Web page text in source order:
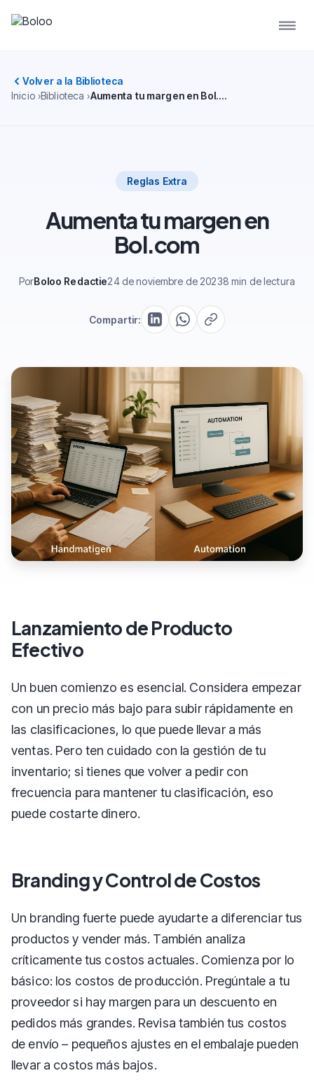
Volver a la Biblioteca
Inicio Biblioteca Aumenta tu margen en Bol.com
Reglas Extra
Aumenta tu margen en
Bol.com
PorBoloo Redactie24 de noviembre de 20238 min de lectura
Compartir:
Lanzamiento de Producto
Efectivo
Un buen comienzo es esencial. Considera empezar
con un precio más bajo para subir rápidamente en
las clasificaciones, lo que puede llevar a más
ventas. Pero ten cuidado con la gestión de tu
inventario; si tienes que volver a pedir con
frecuencia para mantener tu clasificación, eso
puede costarte dinero.
Branding y Control de Costos
Un branding fuerte puede ayudarte a diferenciar tus
productos y vender más. También analiza
críticamente tus costos actuales. Comienza por lo
básico: los costos de producción. Pregúntale a tu
proveedor si hay margen para un descuento en
pedidos más grandes. Revisa también tus costos
de envío – pequeños ajustes en el embalaje pueden
llevar a costos más bajos.